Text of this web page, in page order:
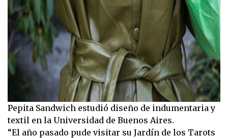
Pepita Sandwich estudió diseño de indumentaria y
textil en la Universidad de Buenos Aires.
“El año pasado pude visitar su Jardín de los Tarots